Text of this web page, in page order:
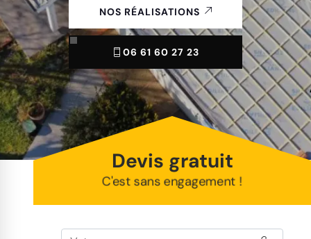
NOS RÉALISATIONS
06 61 60 27 23
Devis gratuit
C'est sans engagement !